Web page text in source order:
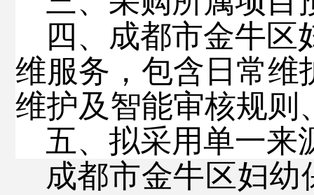
四、成都市金牛区
维服务，包含日常维
维护及智能审核规则
五、拟采用单一来
成都市金牛区妇